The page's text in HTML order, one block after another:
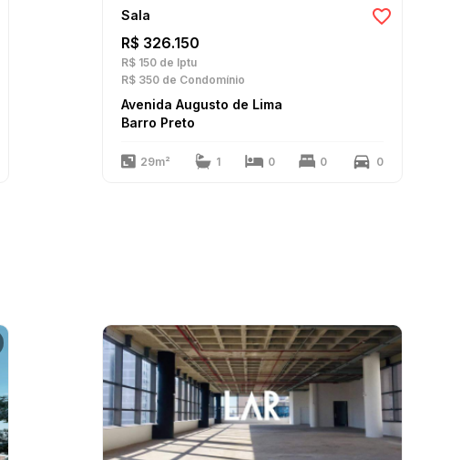
Sala
R$ 326.150
R$ 150 de Iptu
R$ 350 de Condomínio
Avenida Augusto de Lima
Barro Preto
29m² 1 0 0 0